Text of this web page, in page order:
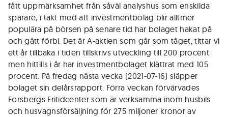
fått uppmärksamhet från såväl analyshus som enskilda
sparare, i takt med att investmentbolag blir alltmer
populära på börsen på senare tid har bolaget hakat på
och gått förbi. Det är A-aktien som går som tåget, tittar vi
ett år tillbaka i tiden tillskrivs utveckling till 200 procent
men hittills i år har investmentbolaget klättrat med 105
procent. På fredag nästa vecka (2021-07-16) släpper
bolaget sin delårsrapport. Förra veckan förvärvades
Forsbergs Fritidcenter som är verksamma inom husbils
och husvagnsförsäljning för 275 miljoner kronor av